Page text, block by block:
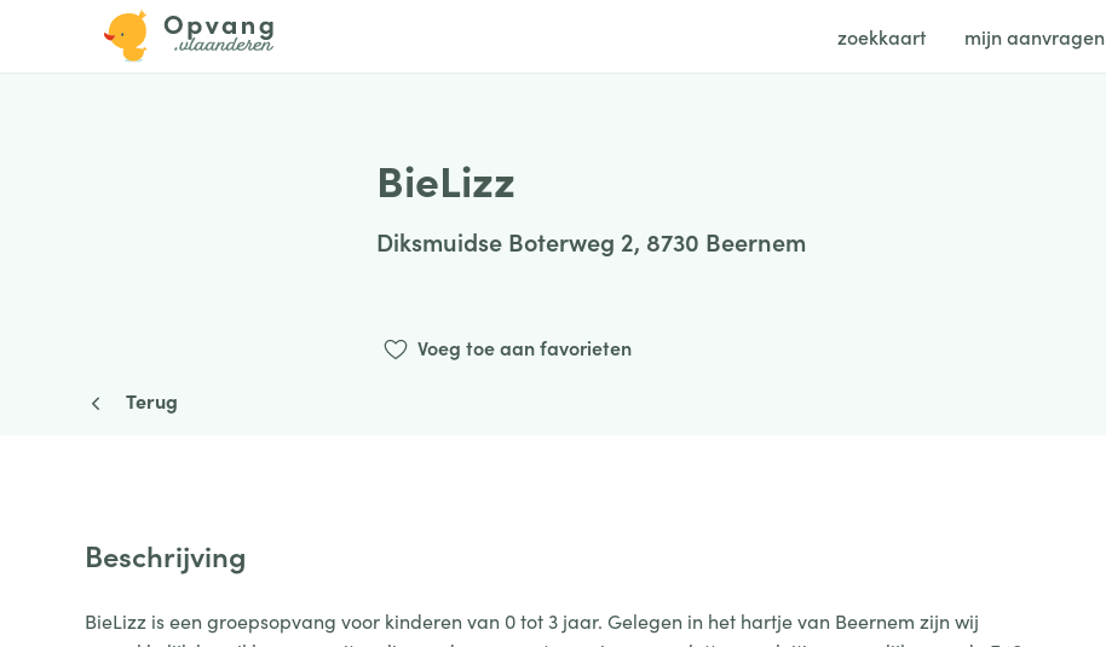
zoekkaart mijn aanvragen
BieLizz
Diksmuidse Boterweg 2, 8730 Beernem
Voeg toe aan favorieten
Terug
Beschrijving
BieLizz is een groepsopvang voor kinderen van 0 tot 3 jaar. Gelegen in het hartje van Beernem zijn wij